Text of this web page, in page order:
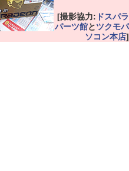
[撮影協力: ドスパラ
パーツ館とツクモパ
ソコン本店]